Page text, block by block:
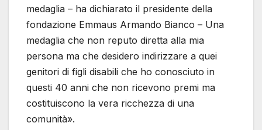
medaglia – ha dichiarato il presidente della
fondazione Emmaus Armando Bianco – Una
medaglia che non reputo diretta alla mia
persona ma che desidero indirizzare a quei
genitori di figli disabili che ho conosciuto in
questi 40 anni che non ricevono premi ma
costituiscono la vera ricchezza di una
comunità».